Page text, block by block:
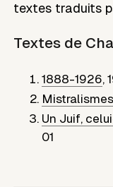
textes traduits
Textes de
1888-1926,
Mistralismes
Un Juif,
01